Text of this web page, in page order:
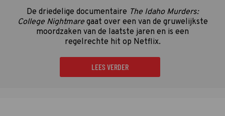
De driedelige documentaire The Idaho Murders:
College Nightmaregaat over een van de gruwelijkste
moordzaken van de laatste jaren en is een
regelrechte hit op Netflix.
LEES VERDER